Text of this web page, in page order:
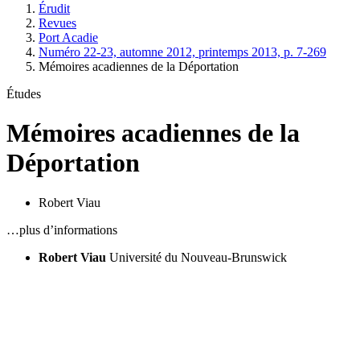
Érudit
Revues
Port Acadie
Numéro 22-23, automne 2012, printemps 2013, p. 7-269
Mémoires acadiennes de la Déportation
Études
Mémoires acadiennes de la
Déportation
Robert Viau
…plus d’informations
Robert Viau Université du Nouveau-Brunswick